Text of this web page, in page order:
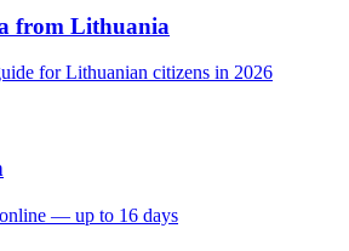
from Lithuania
forLithuanian citizens in 2026
— up to 16 days